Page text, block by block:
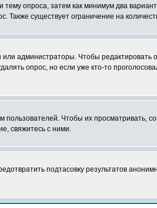
опроса, затем как минимум два
существует ограничение на
администраторы. Чтобы
опрос, но если уже кто-то
Чтобы их просматривать,
свяжитесь с ними.
подтасовку результатов